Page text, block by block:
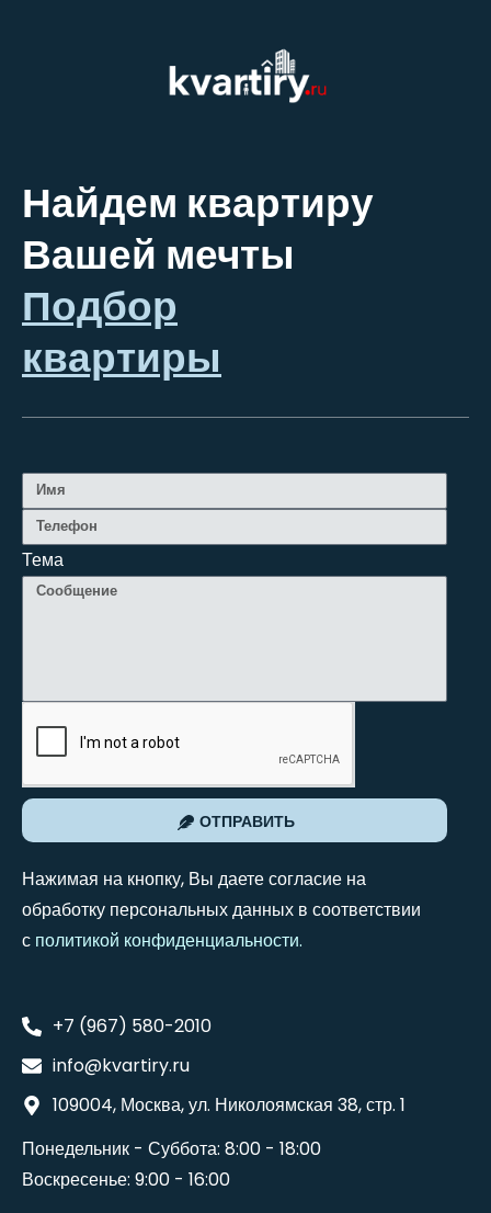
Найдем квартиру
Вашей мечты
Подбор
квартиры
Тема
ОТПРАВИТЬ
Нажимая на кнопку, Вы даете согласие на
обработку персональных данных в соответствии
с политикой конфиденциальности.
+7 (967) 580-2010
info@kvartiry.ru
109004, Москва, ул. Николоямская 38, стр. 1
Понедельник - Суббота: 8:00 - 18:00
Воскресенье: 9:00 - 16:00